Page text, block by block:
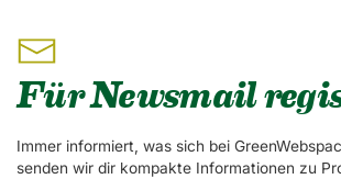
Für Newsmail
Immer informiert, was sich bei
senden wir dir kompakte Informationen zu